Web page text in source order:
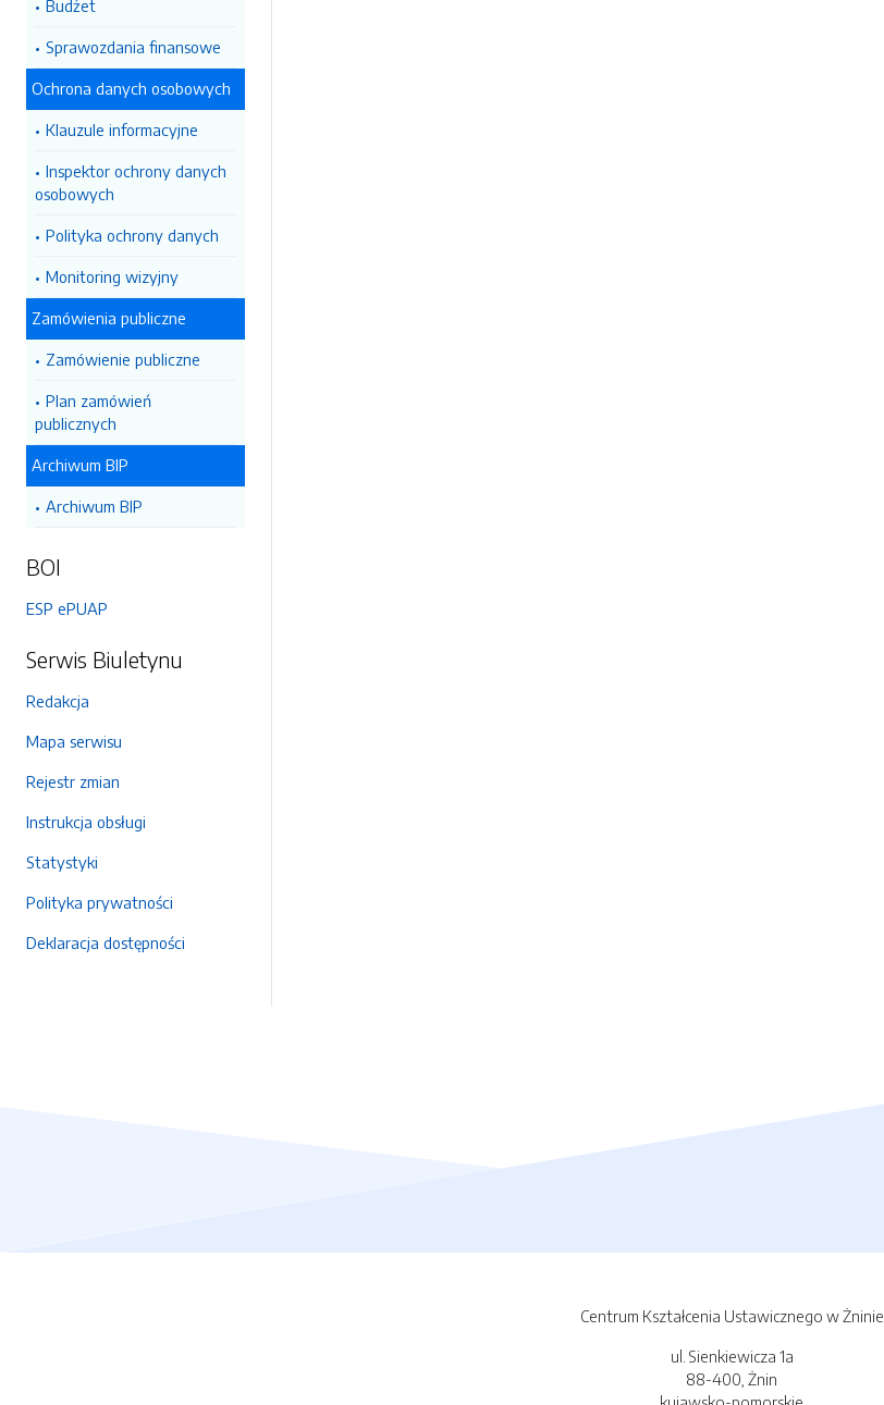
Budżet
Sprawozdania finansowe
Ochrona danych osobowych
Klauzule informacyjne
Inspektor ochrony danych
osobowych
Polityka ochrony danych
Monitoring wizyjny
Zamówienia publiczne
Zamówienie publiczne
Plan zamówień
publicznych
Archiwum BIP
Archiwum BIP
BOI
ESP ePUAP
Serwis Biuletynu
Redakcja
Mapa serwisu
Rejestr zmian
Instrukcja obsługi
Statystyki
Polityka prywatności
Deklaracja dostępności
Centrum Kształcenia Ustawicznego w Żninie
ul. Sienkiewicza 1a
88-400, Żnin